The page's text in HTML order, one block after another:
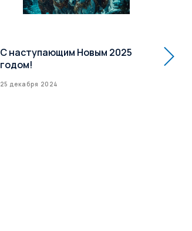
С наступающим Новым 2025
годом!
25 декабря 2024